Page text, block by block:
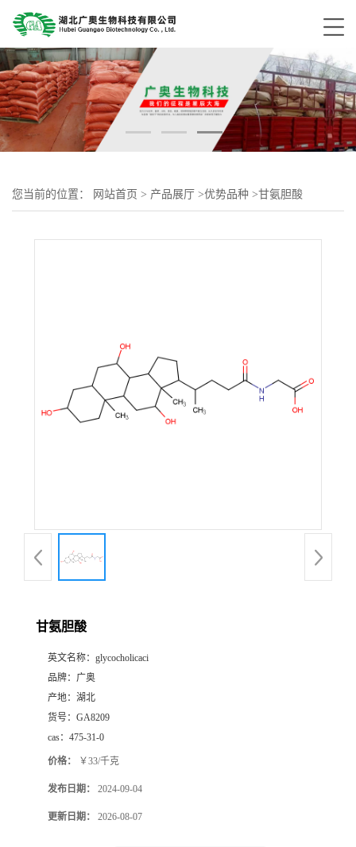
您当前的位置： 网站首页 > 产品展厅 >优势品种 >甘氨胆酸
甘氨胆酸
英文名称： glycocholicaci
品牌： 广奥
产地： 湖北
货号： GA8209
cas： 475-31-0
价格： ￥33/千克
发布日期： 2024-09-04
更新日期： 2026-08-07